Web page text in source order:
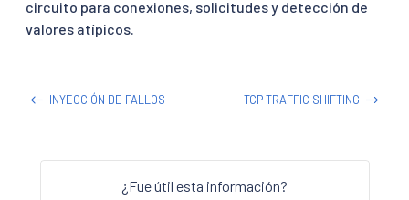
circuito para conexiones, solicitudes y detección de
valores atípicos.
INYECCIÓN DE FALLOS TCP TRAFFIC SHIFTING
¿Fue útil esta información?